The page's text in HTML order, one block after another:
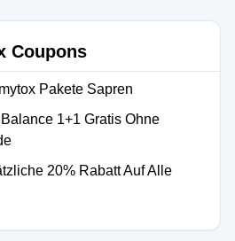
Coupons
Pakete Sapren
1+1 Gratis Ohne
20% Rabatt Auf Alle